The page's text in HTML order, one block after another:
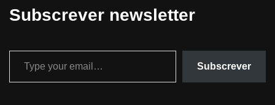
Subscrever newsletter
Subscrever